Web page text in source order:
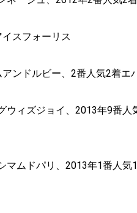
スフォーリス
ンドルビー、2番人気2着エ
ィズジョイ、2013年9番人
マムドパリ、2013年1番人気